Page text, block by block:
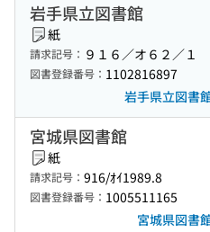
岩手県立図書館
紙
請求記号： ９１６／オ６２／１
図書登録番号： 1102816897
岩手県立図書
宮城県図書館
紙
請求記号： 916/ｵｲ1989.8
図書登録番号： 1005511165
宮城県図書